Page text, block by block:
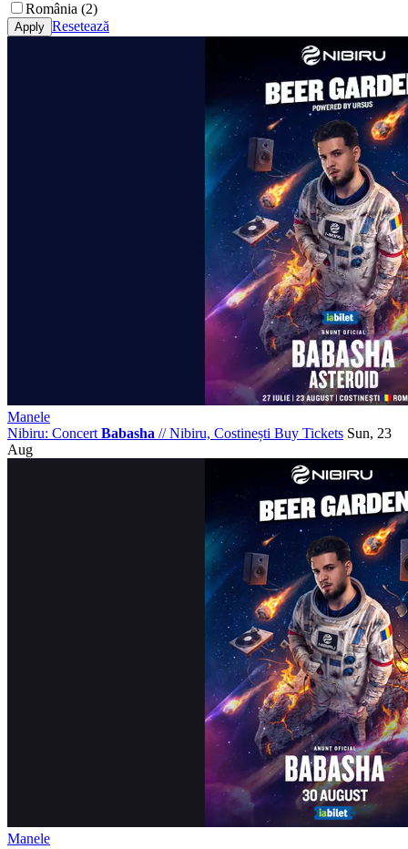
România (2)
Resetează
Manele
Nibiru: Concert Babasha //Nibiru, Costinești Buy Tickets Sun, 23
Aug
Manele